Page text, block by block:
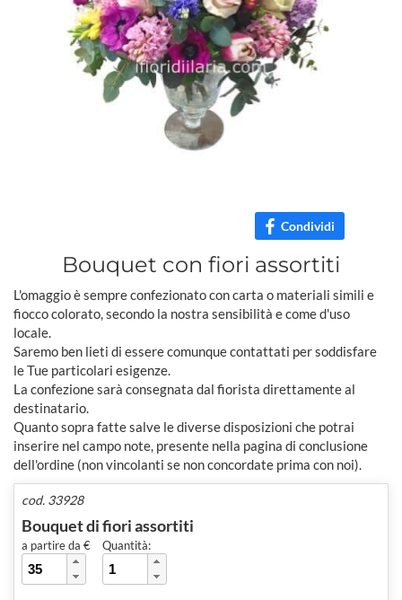
Condividi
Bouquet con fiori assortiti
L'omaggio è sempre confezionato con carta o materiali simili e
fiocco colorato, secondo la nostra sensibilità e come d'uso
locale.
Saremo ben lieti di essere comunque contattati per soddisfare
le Tue particolari esigenze.
La confezione sarà consegnata dal fiorista direttamente al
destinatario.
Quanto sopra fatte salve le diverse disposizioni che potrai
inserire nel campo note, presente nella pagina di conclusione
dell'ordine (non vincolanti se non concordate prima con noi).
cod. 33928
Bouquet di fiori assortiti
a partire da € Quantità: